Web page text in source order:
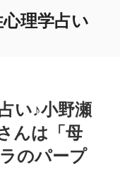
理学占い
い♪小野瀬
んは「母
のパープ